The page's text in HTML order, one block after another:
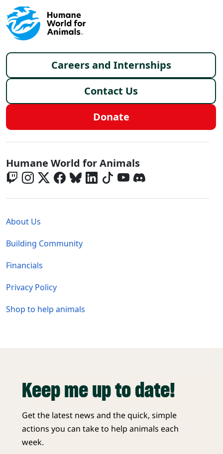
Footer menu
Careers and Internships
Contact Us
Donate
Global - Social Menu
Humane World for Animals
About Us
Building Community
Financials
Privacy Policy
Shop to help animals